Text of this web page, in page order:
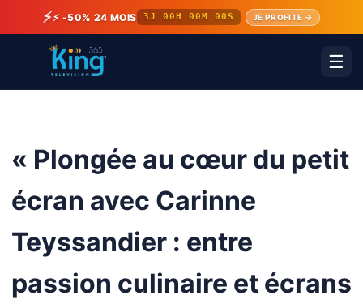
⚡⚡ -50% 24 MOIS 3J 00H 00M 00S JE PROFITE →
☰
« Plongée au cœur du petit
écran avec Carinne
Teyssandier : entre
passion culinaire et écrans